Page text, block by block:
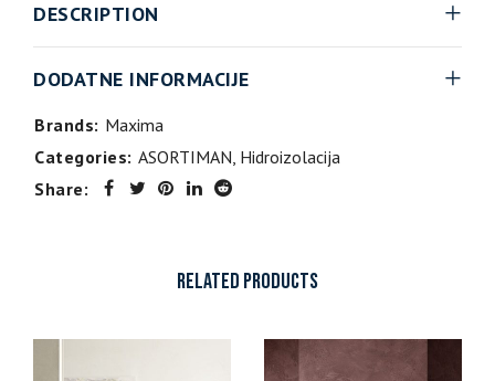
DESCRIPTION
DODATNE INFORMACIJE
Brands: Maxima
Categories: ASORTIMAN, Hidroizolacija
Share:
RELATED PRODUCTS